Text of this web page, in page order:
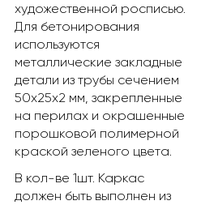
художественной росписью.
Для бетонирования
используются
металлические закладные
детали из трубы сечением
50х25х2 мм, закрепленные
на перилах и окрашенные
порошковой полимерной
краской зеленого цвета.
В кол-ве 1шт. Каркас
должен быть выполнен из